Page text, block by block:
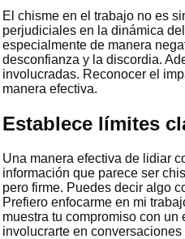
El chisme en el trabajo no es
perjudiciales en la dinámica
especialmente de manera
desconfianza y la discordia.
involucradas. Reconocer el
manera efectiva.
Establece límites
Una manera efectiva de lidiar
información que parece ser
pero firme. Puedes decir algo
Prefiero enfocarme en mi
muestra tu compromiso con
involucrarte en